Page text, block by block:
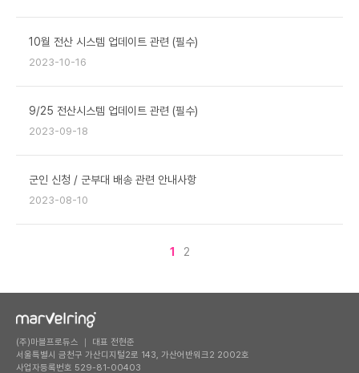
10월 전산 시스템 업데이트 관련 (필수)
2023-10-16
9/25 전산시스템 업데이트 관련 (필수)
2023-09-18
군인 신청 / 군부대 배송 관련 안내사항
2023-08-10
1 2
(주)마블프로듀스 ｜ 대표 전현준
서울특별시 금천구 가산디지털2로 143, 가산어반워크2 2002호
사업자등록번호 529-81-00403